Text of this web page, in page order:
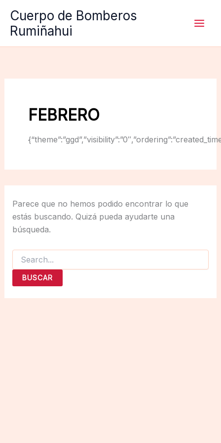
contenido
Cuerpo de Bomberos
Rumiñahui
FEBRERO
Parece que no hemos podido encontrar lo que
estás buscando. Quizá pueda ayudarte una
búsqueda.
Buscar
por: